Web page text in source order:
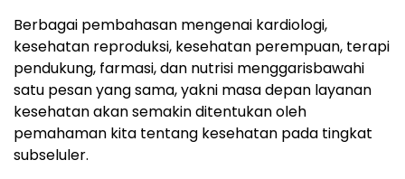
Berbagai pembahasan mengenai kardiologi,
kesehatan reproduksi, kesehatan perempuan, terapi
pendukung, farmasi, dan nutrisi menggarisbawahi
satu pesan yang sama, yakni masa depan layanan
kesehatan akan semakin ditentukan oleh
pemahaman kita tentang kesehatan pada tingkat
subseluler.